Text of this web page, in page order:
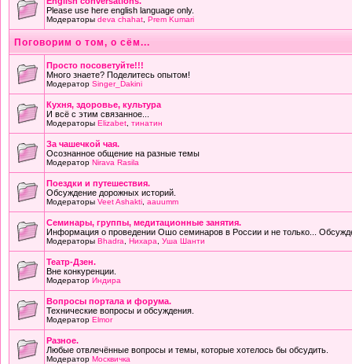
Please use here english language only.
Модераторы deva chahat Prem Kumari
Поговорим о том, о сём...
Просто посоветуйте!!!
Много знаете? Поделитесь опытом!
Модератор Singer_Dakini
Кухня, здоровье, культура
И всё с этим связанное...
Модераторы Elizabet тинатин
За чашечкой чая.
Осознанное общение на разные темы
Модератор Nirava Rasila
Поездки и путешествия.
Обсуждение дорожных историй.
Модераторы Veet Ashakti aauumm
Семинары, группы, медитационные занятия.
Информация о проведении Ошо семинаров в России и не только...
Модераторы Bhadra Нихара Уша Шанти
Театр-Дзен.
Вне конкуренции.
Модератор Индира
Вопросы портала и форума.
Технические вопросы и обсуждения.
Модератор Elmor
Разное.
Любые отвлечённые вопросы и темы, которые хотелось бы обсудить.
Модератор Москвичка